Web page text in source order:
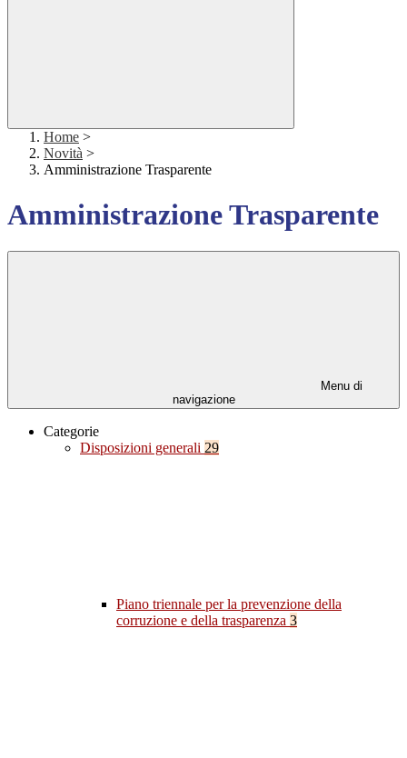
Home >
Novità >
Amministrazione Trasparente
Amministrazione Trasparente
Menu di
navigazione
Categorie
Disposizioni generali 29
Piano triennale per la prevenzione della
corruzione e della trasparenza 3